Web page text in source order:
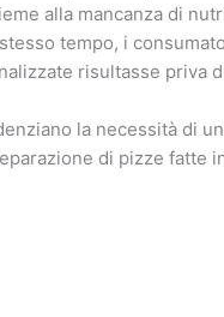
alla mancanza di
tempo, i
risultasse priva
la necessità di
di pizze fatte